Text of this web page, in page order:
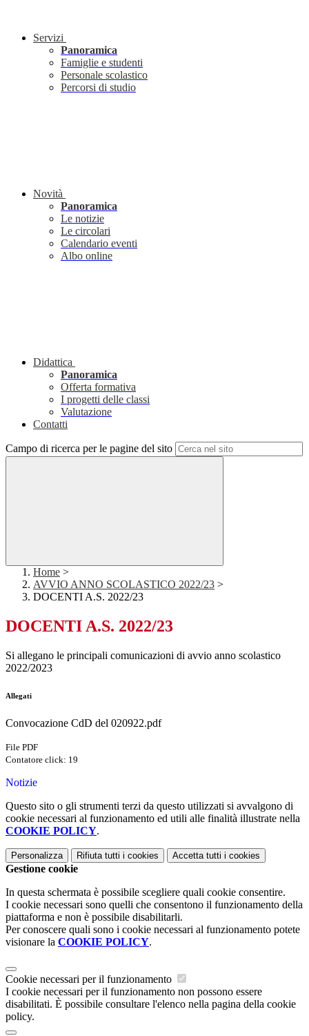
Servizi
Panoramica
Famiglie e studenti
Personale scolastico
Percorsi di studio
Novità
Panoramica
Le notizie
Le circolari
Calendario eventi
Albo online
Didattica
Panoramica
Offerta formativa
I progetti delle classi
Valutazione
Contatti
Campo di ricerca per le pagine del sito
Home >
AVVIO ANNO SCOLASTICO 2022/23 >
DOCENTI A.S. 2022/23
DOCENTI A.S. 2022/23
Si allegano le principali comunicazioni di avvio anno scolastico
2022/2023
Allegati
Convocazione CdD del 020922.pdf
File PDF
Contatore click: 19
Notizie
Questo sito o gli strumenti terzi da questo utilizzati si avvalgono di
cookie necessari al funzionamento ed utili alle finalità illustrate nella
COOKIE POLICY.
Personalizza Rifiuta tutti i cookies Accetta tutti i cookies
Gestione cookie
In questa schermata è possibile scegliere quali cookie consentire.
I cookie necessari sono quelli che consentono il funzionamento della
piattaforma e non è possibile disabilitarli.
Per conoscere quali sono i cookie necessari al funzionamento potete
visionare la COOKIE POLICY.
Cookie necessari per il funzionamento
I cookie necessari per il funzionamento non possono essere
disabilitati. È possibile consultare l'elenco nella pagina della cookie
policy.